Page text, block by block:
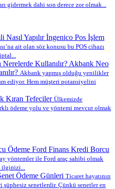
gidermek dahi son derece zor olmak...
İngenico Pos İşlem
ait olan söz konusu bu POS cihazı
Akbank Neo
Akbank yapmış olduğu yenilikler
ediyor. Hem müşteri potansiyelini
Kıran Tefeciler Ülkemizde
ödeme yolu ve yöntemi mevcut olmak
Ford Finans Kredi Borcu
yöntemler ile Ford araç sahibi olmak
Ödeme Günleri Ticaret hayatının
senetlerdir. Çünkü senetler en